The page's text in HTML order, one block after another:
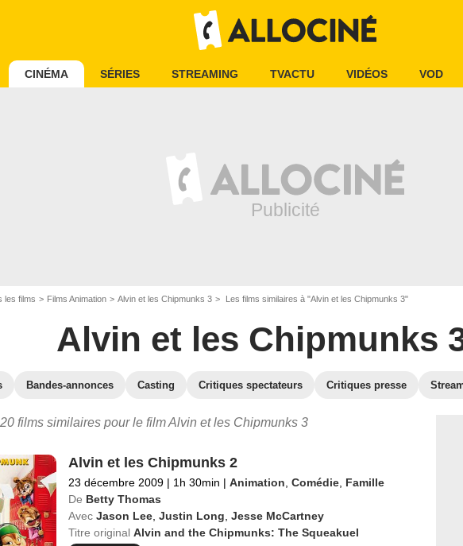
CINÉMA SÉRIES STREAMING TVACTU VIDÉOS VOD
les films Films Animation Alvin et les Chipmunks 3 Les films similaires à "Alvin et les Chipmunks 3"
Alvin et les Chipmunks
Bandes-annonces Casting Critiques spectateurs Critiques presse
20 films similaires pour le film Alvin et les Chipmunks 3
Alvin et les Chipmunks 2
23 décembre 2009 | 1h 30min | Animation Comédie, Famille
De Betty Thomas
Avec Jason Lee, Justin Long Jesse McCartney
Titre original Alvin and the Chipmunks: The Squeakuel